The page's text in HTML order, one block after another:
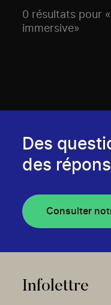
0 résultats pour
immersive»
Des
des
Consulter
Infolettre